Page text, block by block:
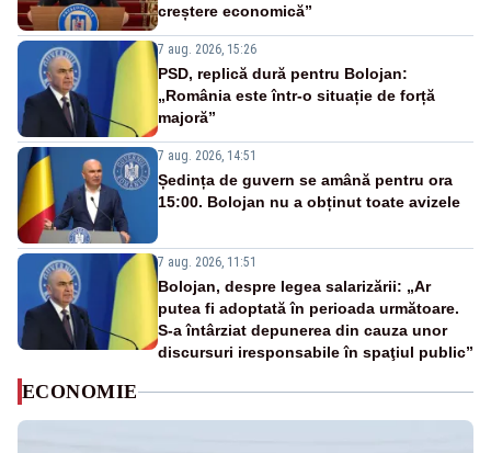
creștere economică”
7 aug. 2026, 15:26
PSD, replică dură pentru Bolojan:
„România este într-o situație de forță
majoră”
7 aug. 2026, 14:51
Ședința de guvern se amână pentru ora
15:00. Bolojan nu a obținut toate avizele
7 aug. 2026, 11:51
Bolojan, despre legea salarizării: „Ar
putea fi adoptată în perioada următoare.
S-a întârziat depunerea din cauza unor
discursuri iresponsabile în spaţiul public”
ECONOMIE